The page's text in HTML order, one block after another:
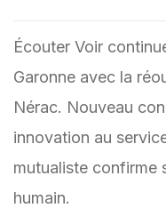
Écouter Voir
Garonne avec la
Nérac. Nouveau
innovation au
mutualiste confirme
humain.